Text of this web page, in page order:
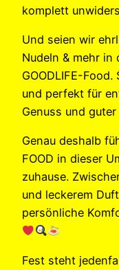
komplett
Und seien wir
Nudeln & mehr in
GOODLIFE-
und perfekt für
Genuss und
Genau deshalb
FOOD in dieser
zuhause.
und leckerem
persönliche
Fest steht